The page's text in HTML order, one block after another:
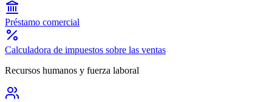
Préstamo comercial
Calculadora de impuestos sobre las ventas
Recursos humanos y fuerza laboral